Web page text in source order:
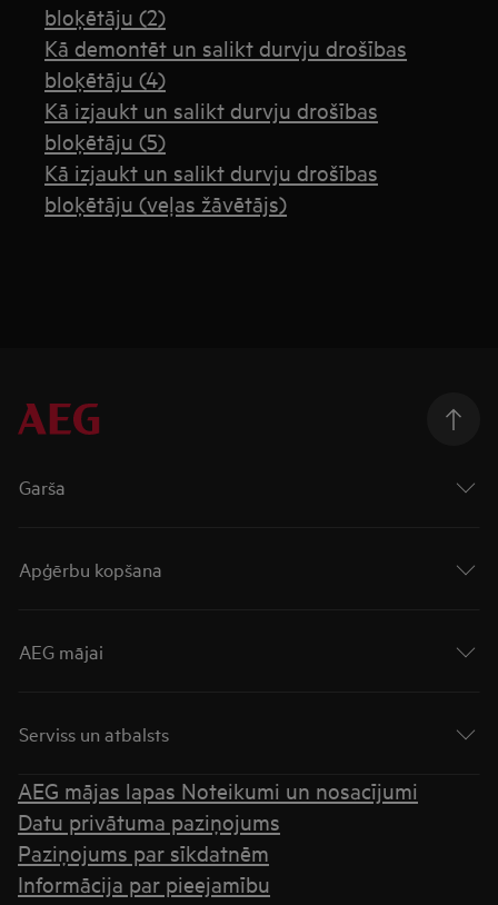
bloķētāju (2)
Kā demontēt un salikt durvju drošības
bloķētāju (4)
Kā izjaukt un salikt durvju drošības
bloķētāju (5)
Kā izjaukt un salikt durvju drošības
bloķētāju (veļas žāvētājs)
Garša
Apģērbu kopšana
AEG mājai
Serviss un atbalsts
AEG mājas lapas Noteikumi un nosacījumi
Datu privātuma paziņojums
Paziņojums par sīkdatnēm
Informācija par pieejamību